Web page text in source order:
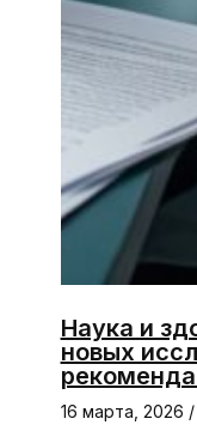
Наука и
новых
16 марта, 2026 /